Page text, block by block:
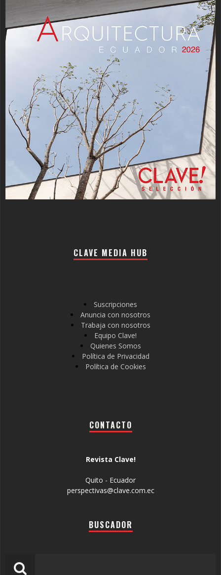
CLAVE MEDIA HUB
Suscripciones
Anuncia con nosotros
Trabaja con nosotros
Equipo Clave!
Quienes Somos
Política de Privacidad
Política de Cookies
CONTACTO
Revista Clave!
Quito - Ecuador
perspectivas@clave.com.ec
BUSCADOR